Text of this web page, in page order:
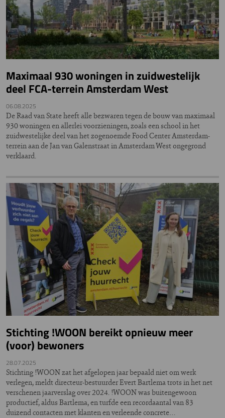
Maximaal 930 woningen in zuidwestelijk
deel FCA-terrein Amsterdam West
06.08.2025
De Raad van State heeft alle bezwaren tegen de bouw van maximaal
930 woningen en allerlei voorzieningen, zoals een school in het
zuidwestelijke deel van het zogenoemde Food Center Amsterdam-
terrein aan de Jan van Galenstraat in Amsterdam West ongegrond
verklaard.
Stichting !WOON bereikt opnieuw meer
(voor) bewoners
28.07.2025
Stichting !WOON zat het afgelopen jaar bepaald niet om werk
verlegen, meldt directeur-bestuurder Evert Bartlema trots in het net
verschenen jaarverslag over 2024. !WOON was buitengewoon
productief, aldus Bartlema, en turfde een recordaantal van 83
duizend contacten met klanten en verleende concrete…